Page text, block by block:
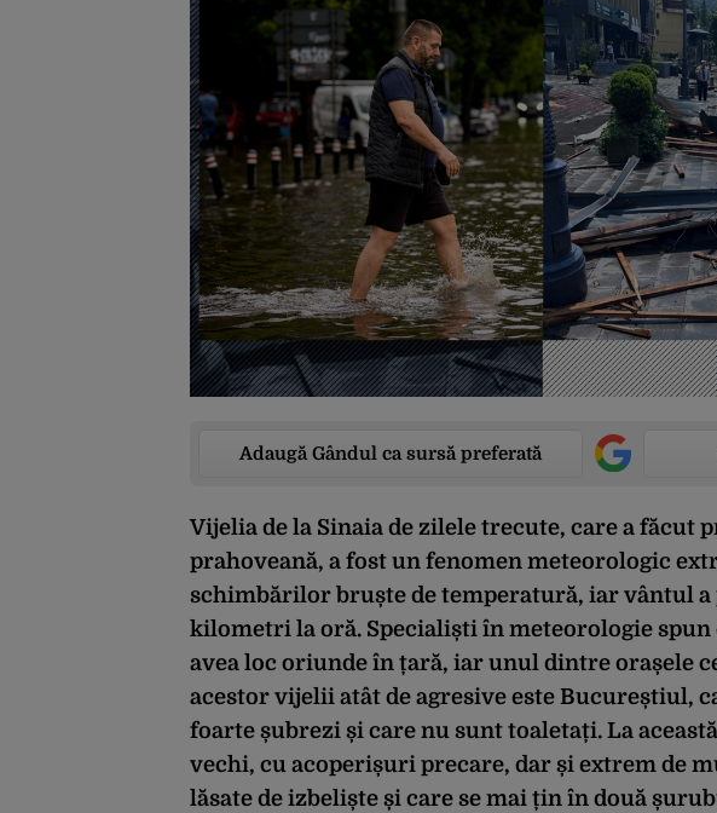
Adaugă Gândul ca sursă preferată
Vijelia de la Sinaia de zilele trecute, care a făcut
prahoveană, a fost un fenomen meteorologic
schimbărilor bruște de temperatură, iar vântul a
kilometri la oră. Specialiști în meteorologie spun
avea loc oriunde în țară, iar unul dintre orașele
acestor vijelii atât de agresive este Bucureștiul,
foarte șubrezi și care nu sunt toaletați. La
vechi, cu acoperișuri precare, dar și extrem de
lăsate de izbeliște și care se mai țin în două